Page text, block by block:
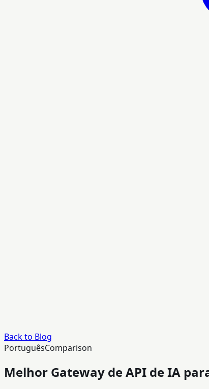
Back to Blog
PortuguêsComparison
Melhor Gateway de API de IA